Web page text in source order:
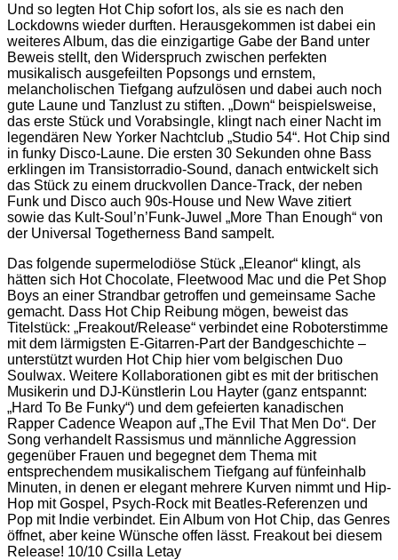
Und so legten Hot Chip sofort los, als sie es nach den
Lockdowns wieder durften. Herausgekommen ist dabei ein
weiteres Album, das die einzigartige Gabe der Band unter
Beweis stellt, den Widerspruch zwischen perfekten
musikalisch ausgefeilten Popsongs und ernstem,
melancholischen Tiefgang aufzulösen und dabei auch noch
gute Laune und Tanzlust zu stiften. „Down“ beispielsweise,
das erste Stück und Vorabsingle, klingt nach einer Nacht im
legendären New Yorker Nachtclub „Studio 54“. Hot Chip sind
in funky Disco-Laune. Die ersten 30 Sekunden ohne Bass
erklingen im Transistorradio-Sound, danach entwickelt sich
das Stück zu einem druckvollen Dance-Track, der neben
Funk und Disco auch 90s-House und New Wave zitiert
sowie das Kult-Soul’n’Funk-Juwel „More Than Enough“ von
der Universal Togetherness Band sampelt.
Das folgende supermelodiöse Stück „Eleanor“ klingt, als
hätten sich Hot Chocolate, Fleetwood Mac und die Pet Shop
Boys an einer Strandbar getroffen und gemeinsame Sache
gemacht. Dass Hot Chip Reibung mögen, beweist das
Titelstück: „Freakout/Release“ verbindet eine Roboterstimme
mit dem lärmigsten E-Gitarren-Part der Bandgeschichte –
unterstützt wurden Hot Chip hier vom belgischen Duo
Soulwax. Weitere Kollaborationen gibt es mit der britischen
Musikerin und DJ-Künstlerin Lou Hayter (ganz entspannt:
„Hard To Be Funky“) und dem gefeierten kanadischen
Rapper Cadence Weapon auf „The Evil That Men Do“. Der
Song verhandelt Rassismus und männliche Aggression
gegenüber Frauen und begegnet dem Thema mit
entsprechendem musikalischem Tiefgang auf fünfeinhalb
Minuten, in denen er elegant mehrere Kurven nimmt und Hip-
Hop mit Gospel, Psych-Rock mit Beatles-Referenzen und
Pop mit Indie verbindet. Ein Album von Hot Chip, das Genres
öffnet, aber keine Wünsche offen lässt. Freakout bei diesem
Release! 10/10 Csilla Letay